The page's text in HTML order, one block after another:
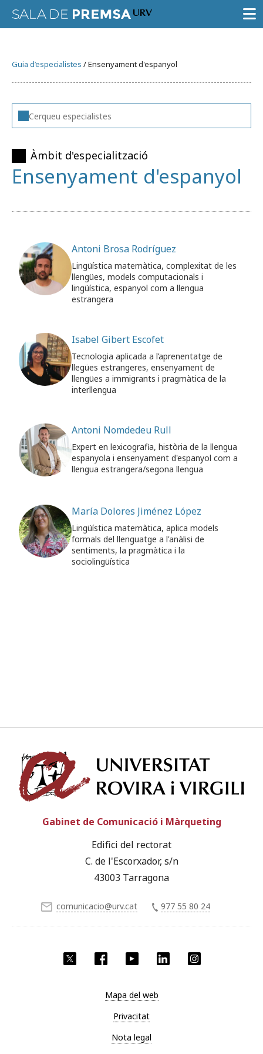
GALERIA D’IMATGES
GUIA D’ESPECIALISTES
AGENDA URV
Prova la cerca avançada
Subscriu-te als butlletins de la URV
CATALÀ ESPAÑOL
Guia d’especialistes / Ensenyament d'espanyol
Àmbit d'especialització
Ensenyament d'espanyol
Antoni Brosa Rodríguez
Lingüística matemàtica, complexitat de les
llengües, models computacionals i
lingüística, espanyol com a llengua
estrangera
Isabel Gibert Escofet
Tecnologia aplicada a l’aprenentatge de
llegües estrangeres, ensenyament de
llengües a immigrants i pragmàtica de la
interllengua
Antoni Nomdedeu Rull
Expert en lexicografia, història de la llengua
espanyola i ensenyament d'espanyol com a
llengua estrangera/segona llengua
María Dolores Jiménez López
Lingüística matemàtica, aplica models
formals del llenguatge a l'anàlisi de
sentiments, la pragmàtica i la
sociolingüística
Facebook YouTube LinkedIn
Gabinet de Comunicació i Màrqueting
Edifici del rectorat
C. de l'Escorxador, s/n
43003 Tarragona
comunicacio@urv.cat 977 55 80 24
Mapa del web
Privacitat
Nota legal